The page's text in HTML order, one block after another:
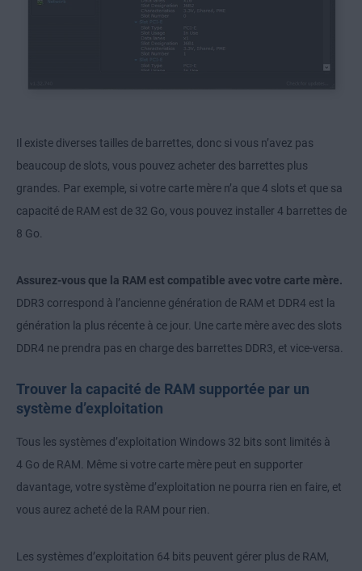
Il existe diverses tailles de barrettes, donc si vous n’avez pas
beaucoup de slots, vous pouvez acheter des barrettes plus
grandes. Par exemple, si votre carte mère n’a que 4 slots et que sa
capacité de RAM est de 32 Go, vous pouvez installer 4 barrettes de
8 Go.
Assurez-vous que la RAM est compatible avec votre carte mère.
DDR3 correspond à l’ancienne génération de RAM et DDR4 est la
génération la plus récente à ce jour. Une carte mère avec des slots
DDR4 ne prendra pas en charge des barrettes DDR3, et vice-versa.
Trouver la capacité de RAM supportée par un
système d’exploitation
Tous les systèmes d’exploitation Windows 32 bits sont limités à
4 Go de RAM. Même si votre carte mère peut en supporter
davantage, votre système d’exploitation ne pourra rien en faire, et
vous aurez acheté de la RAM pour rien.
Les systèmes d’exploitation 64 bits peuvent gérer plus de RAM,